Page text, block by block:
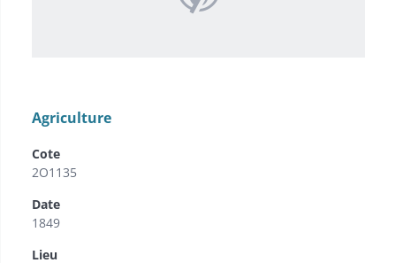
Agriculture
Cote
2O1135
Date
1849
Lieu